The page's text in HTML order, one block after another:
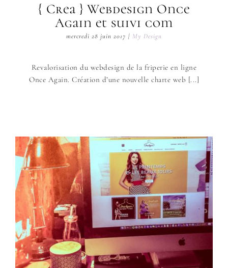
{ Crea } Webdesign Once
Again et suivi com
mercredi 28 juin 2017 | My Design
Revalorisation du webdesign de la friperie en ligne
Once Again. Création d’une nouvelle charte web [...]